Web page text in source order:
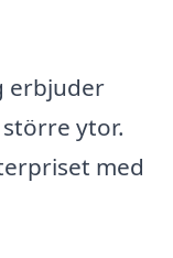
erbjuder
ytor.
med